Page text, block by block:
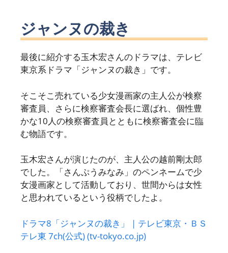
ジャンヌの裁き
最後に紹介する玉木宏さんのドラマは、テレビ
東京系ドラマ「ジャンヌの裁き」です。
そこそこ売れている少女漫画家の主人公が検察
審査員、さらに検察審査会長に選ばれ、個性豊
かな10人の検察審査員とともに検察審査会に臨
む物語です。
玉木宏さんが演じたのが、主人公の越前剛太郎
でした。「さんぷうみなみ」のペンネームで少
女漫画家として活動しており、世間からは女性
と思われているという役柄でしたよ。
ドラマ8「ジャンヌの裁き」 | テレビ東京・ＢＳ
テレ東 7ch(公式) (tv-tokyo.co.jp)